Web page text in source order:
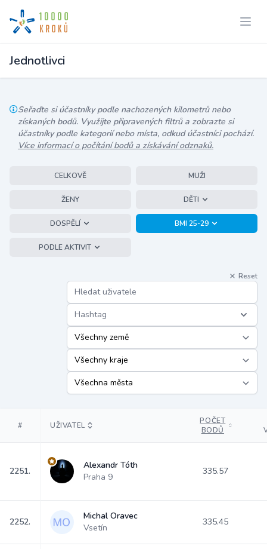
Jednotlivci
Seřaďte si účastníky podle nachozených kilometrů nebo
získaných bodů. Využijte připravených filtrů a zobrazte si
účastníky podle kategorií nebo místa, odkud účastníci pochází.
Více informací o počítání bodů a získávání odznaků.
CELKOVĚ MUŽI
ŽENY DĚTI
DOSPĚLÍ BMI 25-29
PODLE AKTIVIT
Reset
Hashtag
# UŽIVATEL
POČET
BODŮ
2251.
Alexandr Tóth
Praha 9
335.57
2252.
Michal Oravec
Vsetín
335.45